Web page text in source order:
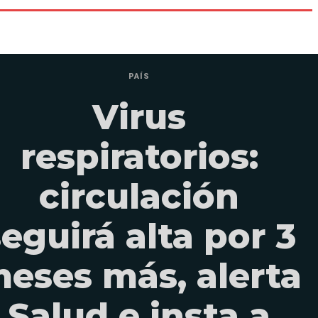
PAÍS
Virus
respiratorios:
circulación
alta por 3
más, alerta